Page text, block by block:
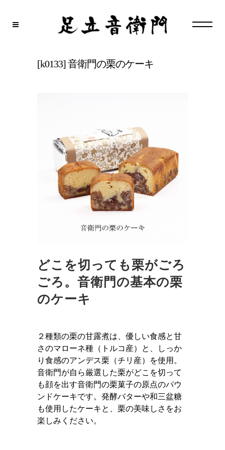
[k0133] 音衛門の栗のケーキ
どこを切っても栗がごろ
ごろ。音衛門の基本の栗
のケーキ
２種類の栗の甘露煮は、優しい食感と甘
さのマローネ種（トルコ産）と、しっか
り食感のアンデス栗（チリ産）を使用。
音衛門が自ら厳選した栗がどこを切って
も顔を出す音衛門の栗菓子の原点のパウ
ンドケーキです。発酵バターや和三盆糖
も使用したケーキと、栗の美味しさをお
楽しみください。